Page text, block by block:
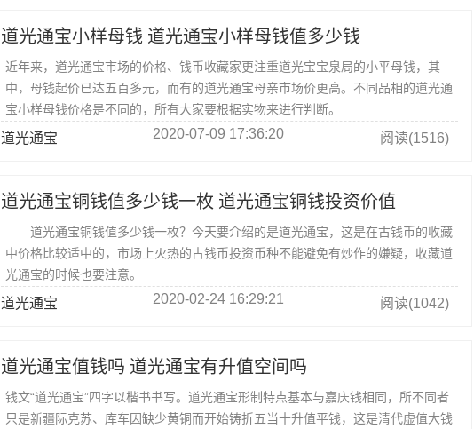
道光通宝小样母钱 道光通宝小样母钱值多少钱
近年来，道光通宝市场的价格、钱币收藏家更注重道光宝宝泉局的小平母钱，其
中，母钱起价已达五百多元，而有的道光通宝母亲市场价更高。不同品相的道光通
宝小样母钱价格是不同的，所有大家要根据实物来进行判断。
道光通宝 2020-07-09 17:36:20 阅读(1516)
道光通宝铜钱值多少钱一枚 道光通宝铜钱投资价值
道光通宝铜钱值多少钱一枚？今天要介绍的是道光通宝，这是在古钱币的收藏
中价格比较适中的，市场上火热的古钱币投资币种不能避免有炒作的嫌疑，收藏道
光通宝的时候也要注意。
道光通宝 2020-02-24 16:29:21 阅读(1042)
道光通宝值钱吗 道光通宝有升值空间吗
钱文“道光通宝”四字以楷书书写。道光通宝形制特点基本与嘉庆钱相同，所不同者
只是新疆际克苏、库车因缺少黄铜而开始铸折五当十升值平钱，这是清代虚值大钱